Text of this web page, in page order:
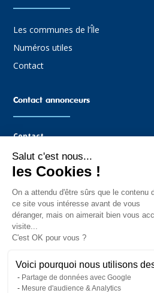
Les communes de l’Île
Numéros utiles
Contact
Contact annonceurs
Contact
Agence Graffocean
16 rue Boucaud
Tel : 02.51.35.81.14
Mail : contact@graffocean.com
Salut c'est nous...
les Cookies !
On a attendu d'être sûrs que le contenu
ce site vous intéresse avant de vous
déranger, mais on aimerait bien vous
visite...
C'est OK pour vous ?
Voici pourquoi nous utilisons
Partage de données avec Google
Mesure d'audience & Analytics